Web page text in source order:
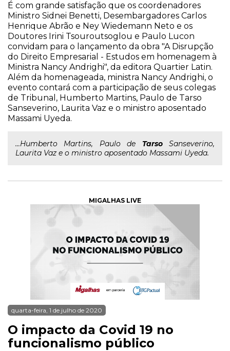
É com grande satisfação que os coordenadores
Ministro Sidnei Benetti, Desembargadores Carlos
Henrique Abrão e Ney Wiedemann Neto e os
Doutores Irini Tsouroutsoglou e Paulo Lucon
convidam para o lançamento da obra "A Disrupção
do Direito Empresarial - Estudos em homenagem à
Ministra Nancy Andrighi", da editora Quartier Latin.
Além da homenageada, ministra Nancy Andrighi, o
evento contará com a participação de seus colegas
de Tribunal, Humberto Martins, Paulo de Tarso
Sanseverino, Laurita Vaz e o ministro aposentado
Massami Uyeda.
...Humberto Martins, Paulo de TarsoSanseverino,
Laurita Vaz e o ministro aposentado Massami Uyeda.
MIGALHAS LIVE
quarta-feira, 1 de julho de 2020
O impacto da Covid 19 no
funcionalismo público